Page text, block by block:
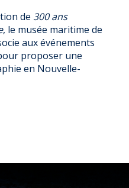
de 300 ans
, le musée maritime de
aux événements
proposer une
en Nouvelle-